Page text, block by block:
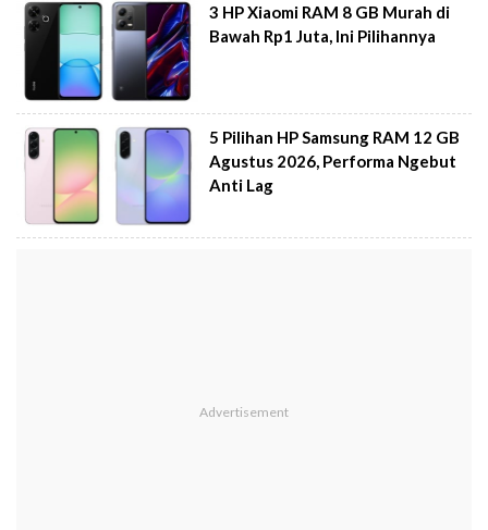
3 HP Xiaomi RAM 8 GB Murah di
Bawah Rp1 Juta, Ini Pilihannya
5 Pilihan HP Samsung RAM 12 GB
Agustus 2026, Performa Ngebut
Anti Lag